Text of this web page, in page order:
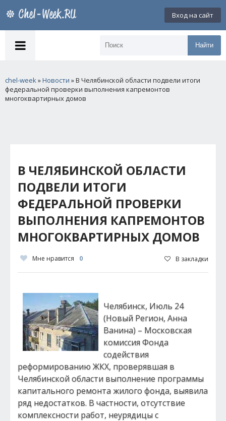
Вход на сайт
Найти
chel-week»Новости » В Челябинской области подвели итоги
федеральной проверки выполнения капремонтов
многоквартирных домов
В ЧЕЛЯБИНСКОЙ ОБЛАСТИ
ПОДВЕЛИ ИТОГИ
ФЕДЕРАЛЬНОЙ ПРОВЕРКИ
ВЫПОЛНЕНИЯ КАПРЕМОНТОВ
МНОГОКВАРТИРНЫХ ДОМОВ
Мне нравится 0 В закладки
Челябинск, Июль 24
(Новый Регион, Анна
Ванина) – Московская
комиссия Фонда
содействия
реформированию ЖКХ, проверявшая в
Челябинской области выполнение программы
капитального ремонта жилого фонда, выявила
ряд недостатков. В частности, отсутствие
комплексности работ, неурядицы с